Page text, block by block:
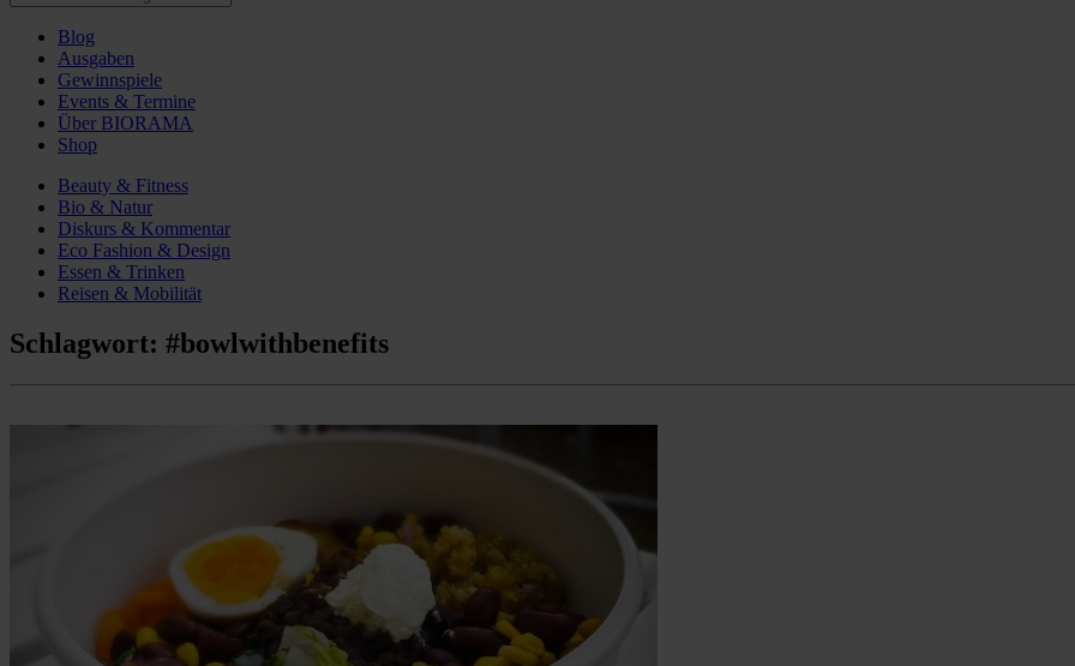
Blog
Ausgaben
Gewinnspiele
Events & Termine
Über BIORAMA
Shop
Beauty & Fitness
Bio & Natur
Diskurs & Kommentar
Eco Fashion & Design
Essen & Trinken
Reisen & Mobilität
Schlagwort: #bowlwithbenefits